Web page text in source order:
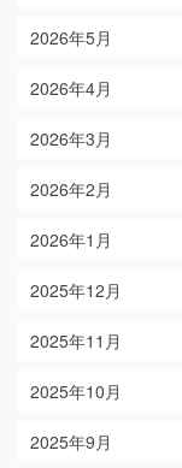
2026年5月
2026年4月
2026年3月
2026年2月
2026年1月
2025年12月
2025年11月
2025年10月
2025年9月